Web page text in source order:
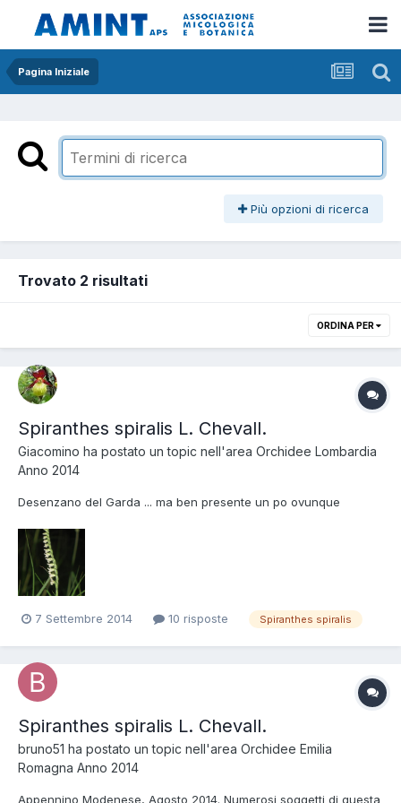
Pagina Iniziale
Più opzioni di ricerca
Trovato 2 risultati
ORDINA PER
Spiranthes spiralis L. Chevall.
Giacomino ha postato un topic nell'area Orchidee Lombardia
Anno 2014
Desenzano del Garda ... ma ben presente un po ovunque
7 Settembre 2014 10 risposte Spiranthes spiralis
Spiranthes spiralis L. Chevall.
bruno51 ha postato un topic nell'area Orchidee Emilia
Romagna Anno 2014
Appennino Modenese, Agosto 2014. Numerosi soggetti di questa